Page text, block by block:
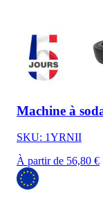
Machine à
SKU: 1YRNII
À partir de 56,80 €